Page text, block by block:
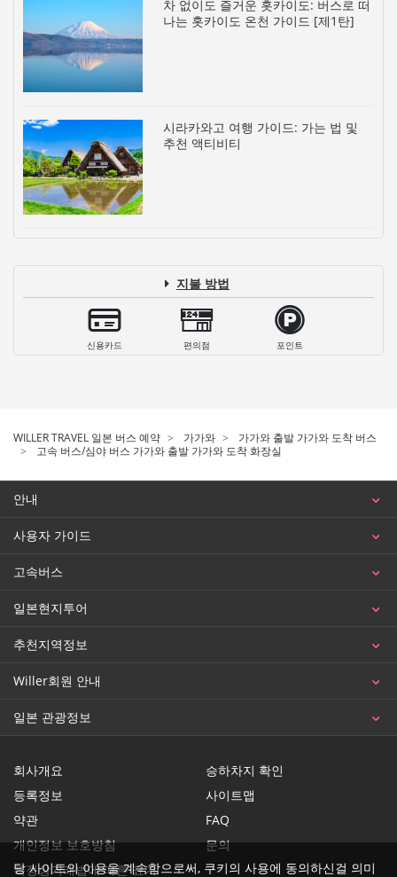
차 없이도 즐거운 홋카이도: 버스로 떠
나는 홋카이도 온천 가이드 [제1탄]
시라카와고 여행 가이드: 가는 법 및
추천 액티비티
지불 방법
신용카드 편의점 포인트
WILLER TRAVEL 일본 버스 예약 가가와
가가와 출발 가가와 도착 버스
고속 버스/심야 버스 가가와 출발 가가와 도착 화장실
안내
사용자 가이드
고속버스
일본현지투어
추천지역정보
Willer회원 안내
일본 관광정보
회사개요
등록정보
약관
개인정보 보호방침
특정상거래법에 따른 표기
승하차지 확인
사이트맵
FAQ
문의
당 사이트의 이용을 계속함으로써, 쿠키의 사용에 동의하신걸 의미